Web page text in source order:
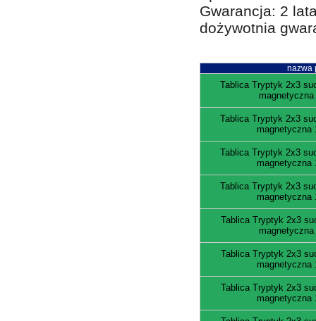
Gwarancja: 2
dożywotnia
nazwa
Tablica Tryptyk 2x3
Tablica Tryptyk 2x3
magnetyczna
Tablica Tryptyk 2x3
magnetyczna
Tablica Tryptyk 2x3
magnetyczna
Tablica Tryptyk 2x3
Tablica Tryptyk 2x3
magnetyczna
Tablica Tryptyk 2x3
magnetyczna